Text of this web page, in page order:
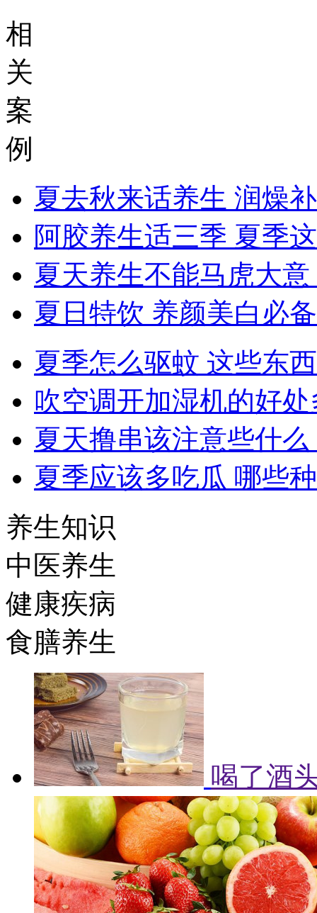
相
关
案
例
夏去秋来话养生 润燥
阿胶养生适三季 夏季
夏天养生不能马虎大
夏日特饮 养颜美白必
夏季怎么驱蚊 这些东
吹空调开加湿机的好
夏天撸串该注意些什
夏季应该多吃瓜 哪些
养生知识
中医养生
健康疾病
食膳养生
喝了酒